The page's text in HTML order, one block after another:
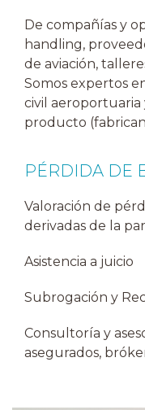
De compañías y
handling,
de aviación,
Somos expertos
civil aeroportuaria
producto
PÉRDIDA DE
Valoración de
derivadas de la
Asistencia a juicio
Subrogación y
Consultoría y
asegurados,